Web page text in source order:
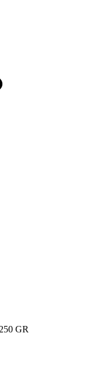
GR